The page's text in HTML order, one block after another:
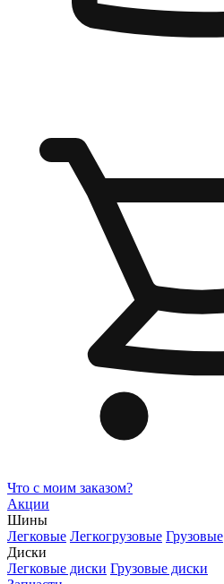
Что с моим заказом?
Акции
Шины
Легковые Легкогрузовые Грузовые
Диски
Легковые диски Грузовые диски